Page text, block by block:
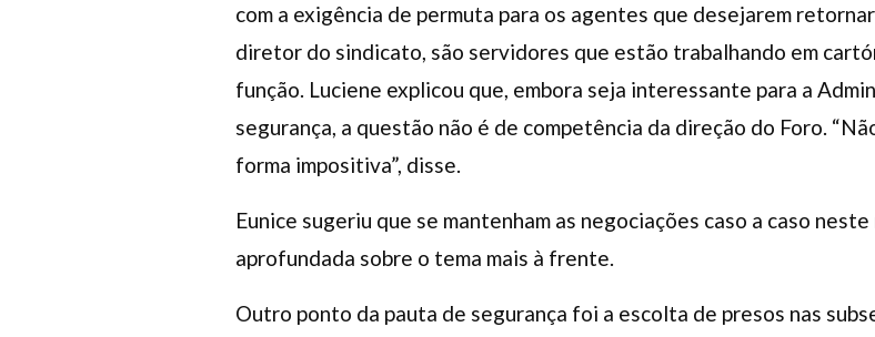
com a exigência de permuta para os agentes que desejarem
diretor do sindicato, são servidores que estão trabalhando em
função. Luciene explicou que, embora seja interessante para a
segurança, a questão não é de competência da direção do Foro.
forma impositiva”, disse.
Eunice sugeriu que se mantenham as negociações caso a caso
aprofundada sobre o tema mais à frente.
Outro ponto da pauta de segurança foi a escolta de presos nas